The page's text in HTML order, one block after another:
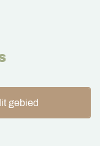
gebied